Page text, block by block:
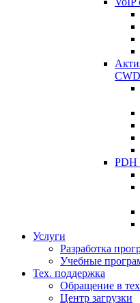
PDH
Услуги
Разработка
Учебные
Тех. поддержка
Обращение в
Центр загрузки